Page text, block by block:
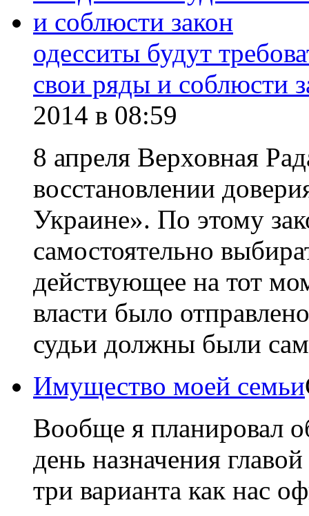
одесситы будут
свои ряды и соблюсти
2014 в 08:59
8 апреля Верховная
восстановлении
Украине». По этому
самостоятельно
действующее на тот
власти было
судьи должны были
Имущество
2014в 14:20